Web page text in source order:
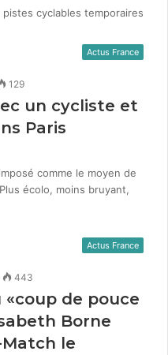
cyclables tem­po­raires
Actus France
129
un cycliste et
Paris
comme le moyen de
éco­lo, moins bruyant,
Actus France
443
de pouce
Borne
le